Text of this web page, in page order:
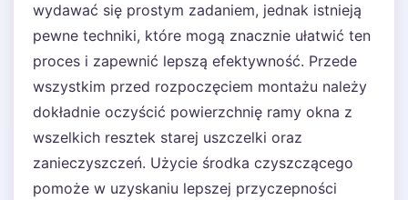
wydawać się prostym zadaniem, jednak istnieją
pewne techniki, które mogą znacznie ułatwić ten
proces i zapewnić lepszą efektywność. Przede
wszystkim przed rozpoczęciem montażu należy
dokładnie oczyścić powierzchnię ramy okna z
wszelkich resztek starej uszczelki oraz
zanieczyszczeń. Użycie środka czyszczącego
pomoże w uzyskaniu lepszej przyczepności